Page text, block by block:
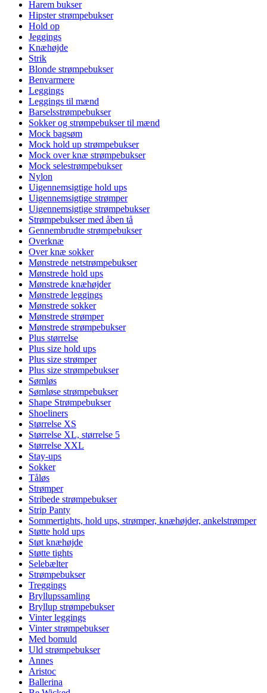
Harem bukser
Hipster strømpebukser
Hold op
Jeggings
Knæhøjde
Strik
Blonde strømpebukser
Benvarmere
Leggings
Leggings til mænd
Barselsstrømpebukser
Sokker og strømpebukser til mænd
Mock bagsøm
Mock hold up strømpebukser
Mock over knæ strømpebukser
Mock selestrømpebukser
Nylon
Uigennemsigtige hold ups
Uigennemsigtige strømper
Uigennemsigtige strømpebukser
Strømpebukser med åben tå
Gennembrudte strømpebukser
Overknæ
Over knæ sokker
Mønstrede netstrømpebukser
Mønstrede hold ups
Mønstrede knæhøjder
Mønstrede leggings
Mønstrede sokker
Mønstrede strømper
Mønstrede strømpebukser
Plus størrelse
Plus size hold ups
Plus size strømper
Plus size strømpebukser
Sømløs
Sømløse strømpebukser
Shape Strømpebukser
Shoeliners
Størrelse XS
Størrelse XL, størrelse 5
Størrelse XXL
Stay-ups
Sokker
Tåløs
Strømper
Stribede strømpebukser
Strip Panty
Sommertights, hold ups, strømper, knæhøjder, ankelstrømper
Støtte hold ups
Støt knæhøjde
Støtte tights
Selebælter
Strømpebukser
Treggings
Bryllupssamling
Bryllup strømpebukser
Vinter leggings
Vinter strømpebukser
Med bomuld
Uld strømpebukser
Annes
Aristoc
Ballerina